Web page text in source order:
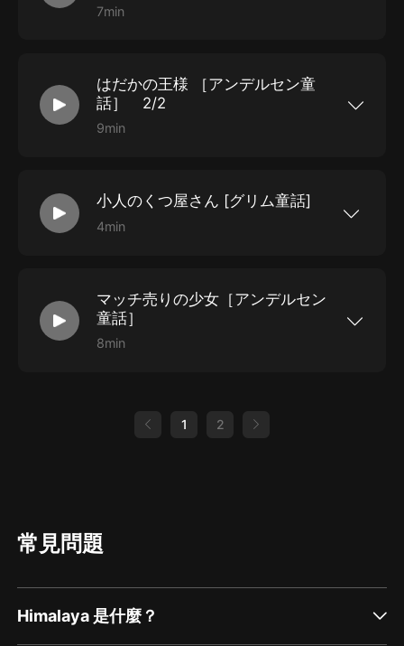
7min
はだかの王様 ［アンデルセン童
話］ 2/2
9min
小人のくつ屋さん [グリム童話]
4min
マッチ売りの少女［アンデルセン
童話］
8min
1 2
常見問題
Himalaya 是什麼？